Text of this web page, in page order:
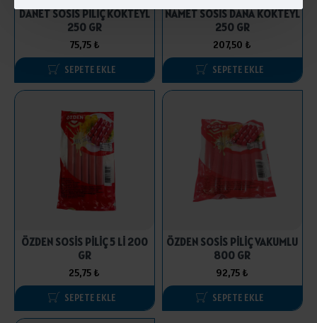
DANET SOSİS PİLİÇ KOKTEYL
250 GR
75,75 ₺
SEPETE EKLE
NAMET SOSİS DANA KOKTEYL
250 GR
207,50 ₺
SEPETE EKLE
ÖZDEN SOSİS PİLİÇ 5 Lİ 200
GR
25,75 ₺
SEPETE EKLE
ÖZDEN SOSİS PİLİÇ VAKUMLU
800 GR
92,75 ₺
SEPETE EKLE